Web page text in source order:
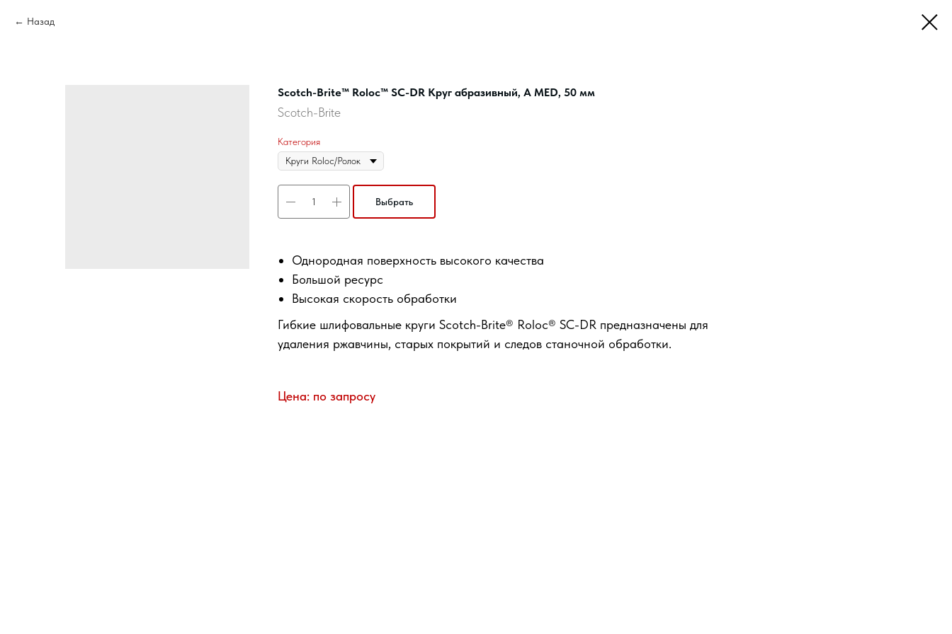
Назад
Scotch-Brite™ Roloc™ SC-DR Круг абразивный, A MED, 50 мм
Scotch-Brite
Категория
Выбрать
Однородная поверхность высокого качества
Большой ресурс
Высокая скорость обработки
Гибкие шлифовальные круги Scotch-Brite® Roloc® SC-DR предназначены для
удаления ржавчины, старых покрытий и следов станочной обработки.
Цена: по запросу